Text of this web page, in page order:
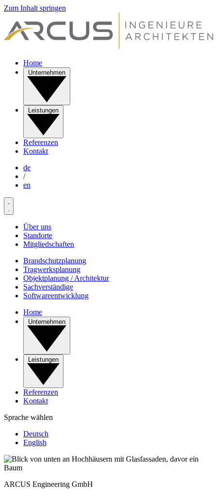
Zum Inhalt springen
Home
Referenzen
Kontakt
de
/
en
Über uns
Standorte
Mitgliedschaften
Brandschutzplanung
Tragwerksplanung
Objektplanung / Architektur
Sachverständige
Softwareentwicklung
Home
Unternehmen
Leistungen
Referenzen
Kontakt
Sprache wählen
Deutsch
English
ARCUS Engineering GmbH